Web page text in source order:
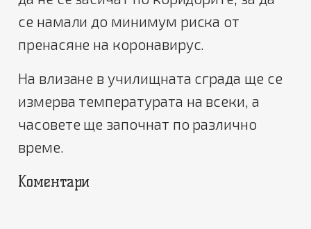
се намали до минимум риска от
пренасяне на коронавирус.
На влизане в училищната сграда ще се
измерва температурата на всеки, а
часовете ще започнат по различно
време.
Коментари